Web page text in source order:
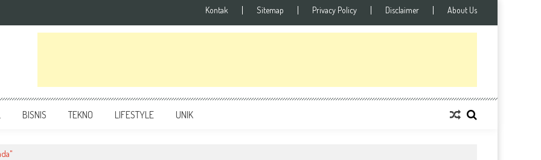
Kontak Sitemap Privacy Policy Disclaimer About Us
BISNIS TEKNO LIFESTYLE UNIK